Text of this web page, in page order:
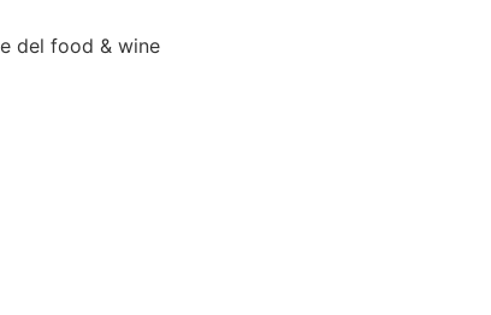
del food & wine